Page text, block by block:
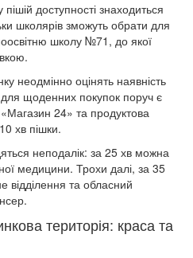
доступності знаходиться
школярів зможуть обрати для
школу №71, до якої
неодмінно оцінять наявність
щоденних покупок поруч є
24» та продуктова
хв пішки.
неподалік: за 25 хв можна
медицини. Трохи далі, за 35
відділення та обласний
територія: краса та